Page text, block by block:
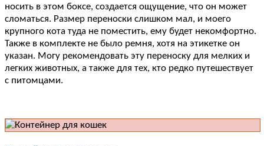
носить в этом боксе, создается ощущение, что он может
сломаться. Размер переноски слишком мал, и моего
крупного кота туда не поместить, ему будет некомфортно.
Также в комплекте не было ремня, хотя на этикетке он
указан. Могу рекомендовать эту переноску для мелких и
легких животных, а также для тех, кто редко путешествует
с питомцами.